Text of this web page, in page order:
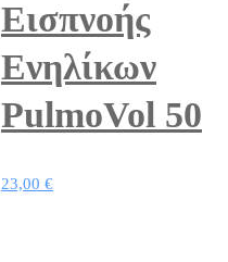
Εισπνοής
Ενηλίκων
PulmoVol 50
23,00 €